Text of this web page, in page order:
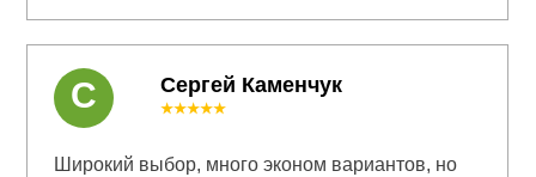
Сергей Каменчук
★★★★★
Широкий выбор, много эконом вариантов, но
С